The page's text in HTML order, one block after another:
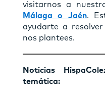
visitarnos a
Málaga o Jaén.
ayudarte a
nos plantees.
Noticias
temática: